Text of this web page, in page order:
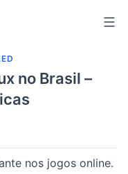
no Brasil –
nos jogos online.